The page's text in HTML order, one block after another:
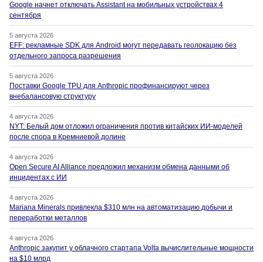
Google начнет отключать Assistant на мобильных устройствах 4
сентября
5 августа 2026
EFF: рекламные SDK для Android могут передавать геолокацию без
отдельного запроса разрешения
5 августа 2026
Поставки Google TPU для Anthropic профинансируют через
внебалансовую структуру
4 августа 2026
NYT: Белый дом отложил ограничения против китайских ИИ-моделей
после спора в Кремниевой долине
4 августа 2026
Open Secure AI Alliance предложил механизм обмена данными об
инцидентах с ИИ
4 августа 2026
Mariana Minerals привлекла $310 млн на автоматизацию добычи и
переработки металлов
4 августа 2026
Anthropic закупит у облачного стартапа Volta вычислительные мощности
на $10 млрд